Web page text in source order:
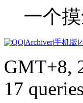
一个
|Archiver|手机版|
GMT+8,
17